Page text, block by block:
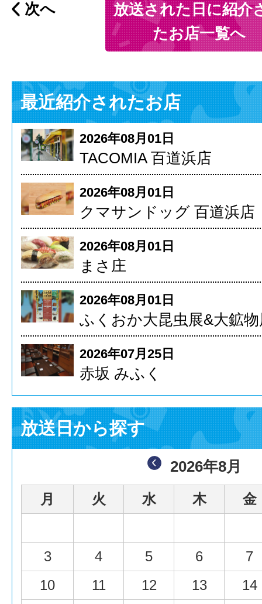
次へ
放送された日に紹介
たお店一覧へ
最近紹介されたお店
2026年08月01日
TACOMIA 百道浜店
2026年08月01日
クマサンドッグ 百道浜店
2026年08月01日
まさ庄
2026年08月01日
ふくおか大昆虫展&大鉱物
2026年07月25日
赤坂 みふく
放送日から探す
2026年8月
月 火 水 木 金
3 4 5 6
7
10
11 12 13
14